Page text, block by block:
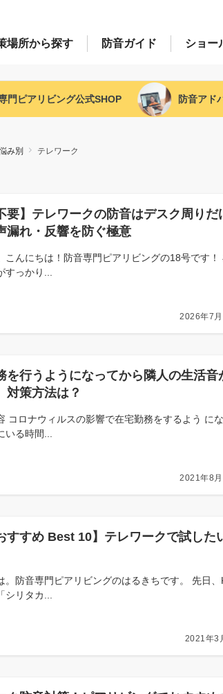
場所から探す 防音ガイド ショー
門ピアリビング公式SHOP 防音アド
み別 テレワーク
要】テレワークの防音はデスク周りだ
漏れ・反響を防ぐ極意
こんにちは！防音専門ピアリビングの18号です！
すっかり...
2026年7
を行うようになってから隣人の生活音
対策方法は？
コロナウィルスの影響で在宅勤務をするよう にな
いる時間...
2021年8
すすめ Best 10】テレワークで試した
。防音専門ピアリビングのはるきちです。 先日、
シリタカ...
2021年3